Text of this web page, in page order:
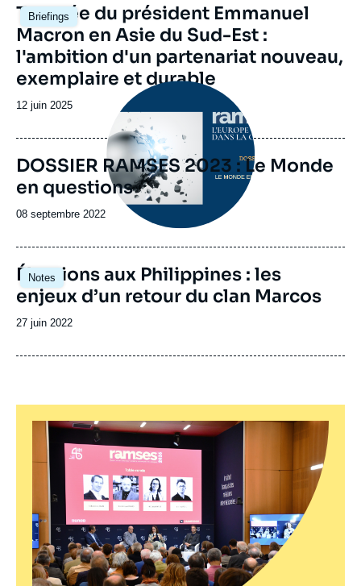
Briefings
Image
principale
Tournée du président Emmanuel
Macron en Asie du Sud-Est :
l'ambition d'un partenariat nouveau,
exemplaire et durable
Date
publication
12 juin 2025
Image
principale
DOSSIER RAMSES 2023 : Le Monde
en questions
Date
publication
08 septembre 2022
Notes
Image
principale
Élections aux Philippines : les
enjeux d’un retour du clan Marcos
Date
publication
27 juin 2022